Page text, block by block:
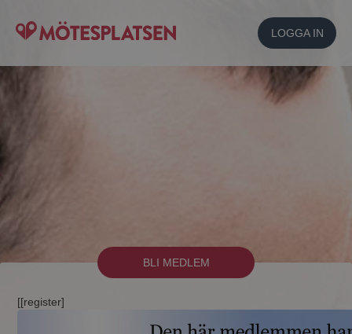
LOGGA IN
BLI MEDLEM
[[register]